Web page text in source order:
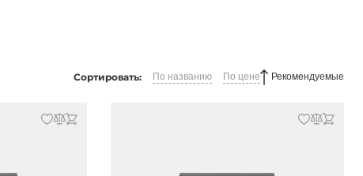
Сортировать: По названию По цене Рекомендуемые